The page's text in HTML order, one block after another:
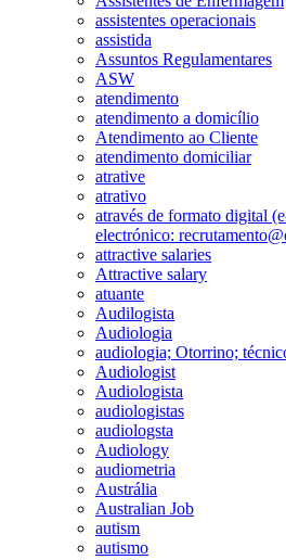
assistentes operacionais
assistida
Assuntos Regulamentares
ASW
atendimento
atendimento a domicílio
Atendimento ao Cliente
atendimento domiciliar
atrative
atrativo
através de formato digital
electrónico:
attractive salaries
Attractive salary
atuante
Audilogista
Audiologia
audiologia; Otorrino;
Audiologist
Audiologista
audiologistas
audiologsta
Audiology
audiometria
Austrália
Australian Job
autism
autismo